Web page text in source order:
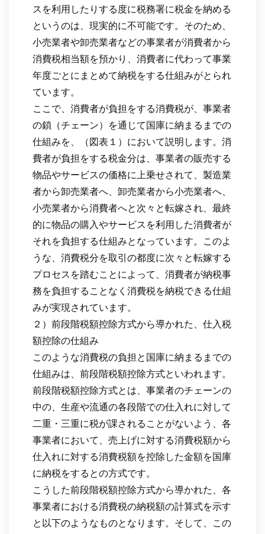
スを利用したりする度に税務署に税金を納める
というのは、現実的に不可能です。そのため、
小売業者や卸売業者などの事業者が消費者から
消費税相当額を預かり、消費者に代わって事業
年度ごとにまとめて納税をする仕組みがとられ
ています。
ここで、消費者が負担をする消費税が、事業者
の鎖（チェーン）を通じて国庫に納まるまでの
仕組みを、（図表１）において説明します。消
費者が負担をする税金分は、事業者の販売する
物品やサービスの価格に上乗せされて、製造業
者から卸売業者へ、卸売業者から小売業者へ、
小売業者から消費者へと次々と転嫁され、最終
的に物品の購入やサービスを利用した消費者が
それを負担する仕組みとなっています。このよ
うな、消費税分を取引の都度に次々と転嫁する
プロセスを踏むことによって、消費者が納税事
務を負担することなく消費税を納税できる仕組
みが実現されています。
２）前段階税額控除方式から導かれた、仕入税
額控除の仕組み
このような消費税の負担と国庫に納まるまでの
仕組みは、前段階税額控除方式といわれます。
前段階税額控除方式とは、事業者のチェーンの
中の、生産や流通の各段階での仕入れに対して
二重・三重に税が課されることがないよう、各
事業者において、売上げに対する消費税額から
仕入れに対する消費税額を控除した金額を国庫
に納税をするとの方式です。
こうした前段階税額控除方式から導かれた、各
事業者における消費税の納税額の計算式を示す
と以下のようなものとなります。そして、この